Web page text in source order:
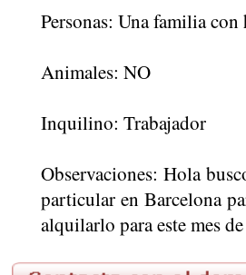
Personas: Una familia con
Animales: NO
Inquilino: Trabajador
Observaciones: Hola
particular en Barcelona
alquilarlo para este mes